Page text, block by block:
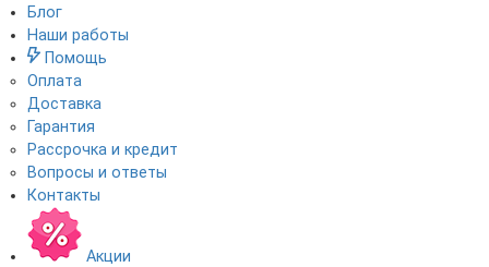
Блог
Наши работы
Помощь
Оплата
Доставка
Гарантия
Рассрочка и кредит
Вопросы и ответы
Контакты
Акции